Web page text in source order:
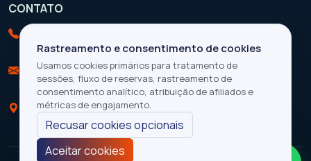
CONTATO
Telefone
+263 713 199 088
E-mail
info@focustravelandtours.com
Localização
Cataratas Vitória, Zimbábue
Rastreamento e consentimento de cookies
Usamos cookies primários para tratamento de
sessões, fluxo de reservas, rastreamento de
consentimento analítico, atribuição de afiliados e
métricas de engajamento.
Recusar cookies opcionais
Aceitar cookies